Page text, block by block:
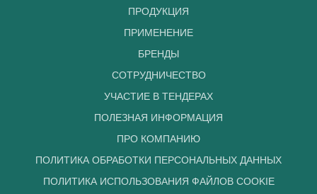
ПРОДУКЦИЯ
ПРИМЕНЕНИЕ
БРЕНДЫ
СОТРУДНИЧЕСТВО
УЧАСТИЕ В ТЕНДЕРАХ
ПОЛЕЗНАЯ ИНФОРМАЦИЯ
ПРО КОМПАНИЮ
ПОЛИТИКА ОБРАБОТКИ ПЕРСОНАЛЬНЫХ ДАННЫХ
ПОЛИТИКА ИСПОЛЬЗОВАНИЯ ФАЙЛОВ COOKIE